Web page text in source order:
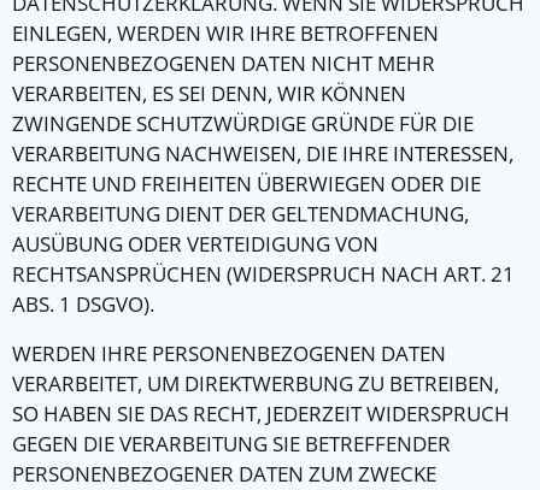
EINLEGEN, WERDEN WIR IHRE BETROFFENEN
PERSONENBEZOGENEN DATEN NICHT MEHR
VERARBEITEN, ES SEI DENN, WIR KÖNNEN
ZWINGENDE SCHUTZWÜRDIGE GRÜNDE FÜR DIE
VERARBEITUNG NACHWEISEN, DIE IHRE INTERESSEN,
RECHTE UND FREIHEITEN ÜBERWIEGEN ODER DIE
VERARBEITUNG DIENT DER GELTENDMACHUNG,
AUSÜBUNG ODER VERTEIDIGUNG VON
RECHTSANSPRÜCHEN (WIDERSPRUCH NACH ART. 21
ABS. 1 DSGVO).
WERDEN IHRE PERSONENBEZOGENEN DATEN
VERARBEITET, UM DIREKTWERBUNG ZU BETREIBEN,
SO HABEN SIE DAS RECHT, JEDERZEIT WIDERSPRUCH
GEGEN DIE VERARBEITUNG SIE BETREFFENDER
PERSONENBEZOGENER DATEN ZUM ZWECKE